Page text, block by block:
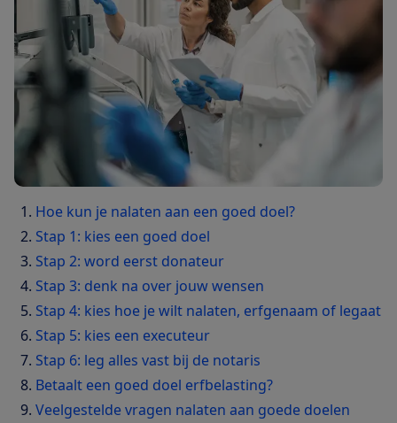
Hoe kun je nalaten aan een goed doel?
Stap 1: kies een goed doel
Stap 2: word eerst donateur
Stap 3: denk na over jouw wensen
Stap 4: kies hoe je wilt nalaten, erfgenaam of legaat
Stap 5: kies een executeur
Stap 6: leg alles vast bij de notaris
Betaalt een goed doel erfbelasting?
Veelgestelde vragen nalaten aan goede doelen